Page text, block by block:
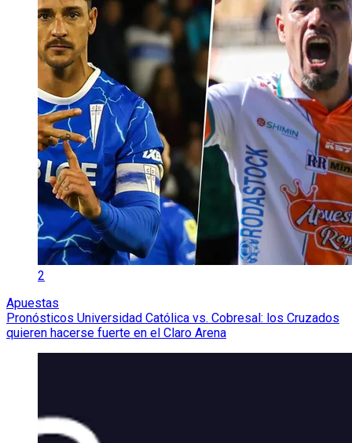
2
Apuestas
Pronósticos Universidad Católica vs. Cobresal: los Cruzados
quieren hacerse fuerte en el Claro Arena